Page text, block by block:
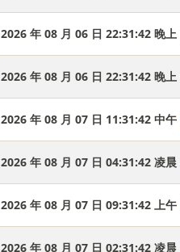
2026 年 08 月 06 日 22:31:43 晚上
2026 年 08 月 06 日 22:31:43 晚上
2026 年 08 月 07 日 11:31:43 中午
2026 年 08 月 07 日 04:31:43 凌晨
2026 年 08 月 07 日 09:31:43 上午
2026 年 08 月 07 日 02:31:43 凌晨